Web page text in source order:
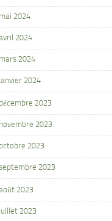
mai 2024
2024
mars 2024
janvier 2024
2023
novembre 2023
2023
2023
2023
juillet 2023